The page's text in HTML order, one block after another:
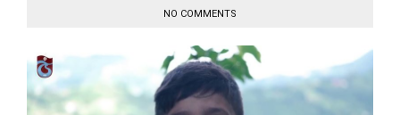
NO COMMENTS